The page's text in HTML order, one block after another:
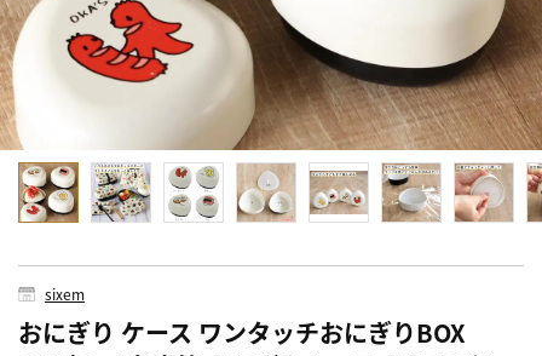
sixem
おにぎり ケース ワンタッチおにぎりBOX